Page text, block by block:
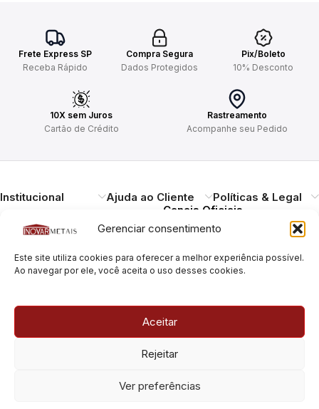
Gerenciar consentimento
Este site utiliza cookies para oferecer a melhor experiência possível.
Ao navegar por ele, você aceita o uso desses cookies.
Aceitar
Rejeitar
Ver preferências
Frete Express SP
Receba Rápido
Compra Segura
Dados Protegidos
Pix/Boleto
10% Desconto
10X sem Juros
Cartão de Crédito
Rastreamento
Acompanhe seu Pedido
Institucional Ajuda ao Cliente Políticas & Legal
Entregando qualidade,
durabilidade e design.
Estamos à disposição.
São Paulo/SP – CEP: 05424-
São Paulo/SP – CEP: 05424-
Canais Oficiais
Pague com Segurança